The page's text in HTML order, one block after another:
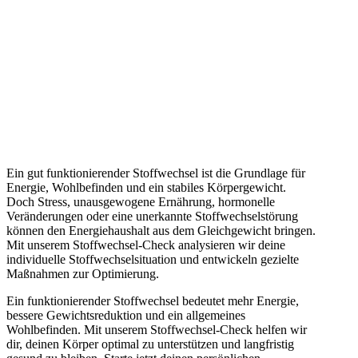
Ein gut funktionierender Stoffwechsel ist die Grundlage für
Energie, Wohlbefinden und ein stabiles Körpergewicht.
Doch Stress, unausgewogene Ernährung, hormonelle
Veränderungen oder eine unerkannte Stoffwechselstörung
können den Energiehaushalt aus dem Gleichgewicht bringen.
Mit unserem Stoffwechsel-Check analysieren wir deine
individuelle Stoffwechselsituation und entwickeln gezielte
Maßnahmen zur Optimierung.
Ein funktionierender Stoffwechsel bedeutet mehr Energie,
bessere Gewichtsreduktion und ein allgemeines
Wohlbefinden. Mit unserem Stoffwechsel-Check helfen wir
dir, deinen Körper optimal zu unterstützen und langfristig